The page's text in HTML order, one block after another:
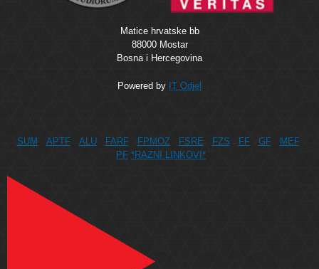
Matice hrvatske bb
88000 Mostar
Bosna i Hercegovina
Powered by IT Odjel
SUM APTF ALU FARF FPMOZ FSRE FZS FF GF
MEF
PF *RAZNI LINKOVI*